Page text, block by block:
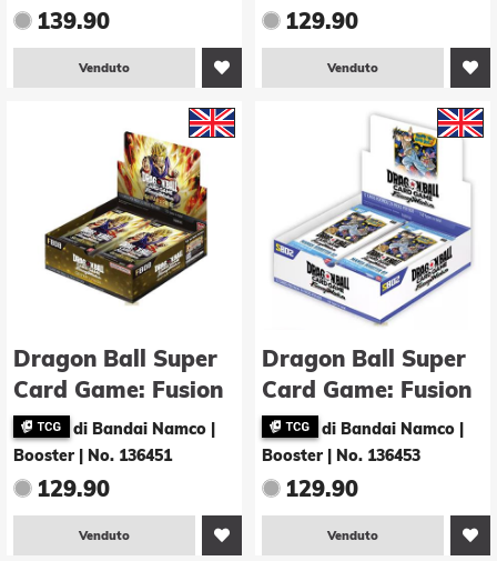
(DBS-B30) -
Booster Display -E-
139.90
Venduto
Booster Display -E-
129.90
Venduto
Dragon Ball Super
Card Game: Fusion
World - Saiyan's
Pride (FB08)
Booster Display -E-
di Bandai Namco |
Booster
No. 136451
129.90
Venduto
Dragon Ball Super
Card Game: Fusion
World - Manga
Booster 2 (SB02)
Display -E- (Max. 1
Stk. p. Knd.)
di Bandai Namco |
Booster
No. 136453
129.90
Venduto